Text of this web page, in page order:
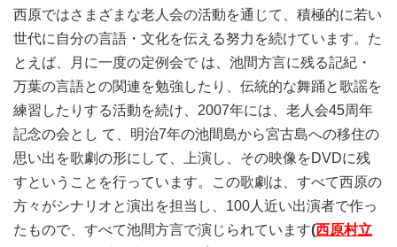
西原ではさまざまな老人会の活動を通じて、積極的に若い
世代に自分の言語・文化を伝える努力を続けています。た
とえば、月に一度の定例会で は、池間方言に残る記紀・
万葉の言語との関連を勉強したり、伝統的な舞踊と歌謡を
練習したりする活動を続け、2007年には、老人会45周年
記念の会とし て、明治7年の池間島から宮古島への移住の
思い出を歌劇の形にして、上演し、その映像をDVDに残
すということを行っています。この歌劇は、すべて西原の
方々がシナリオと演出を担当し、100人近い出演者で作っ
たもので、すべて池間方言で演じられています(西原村立